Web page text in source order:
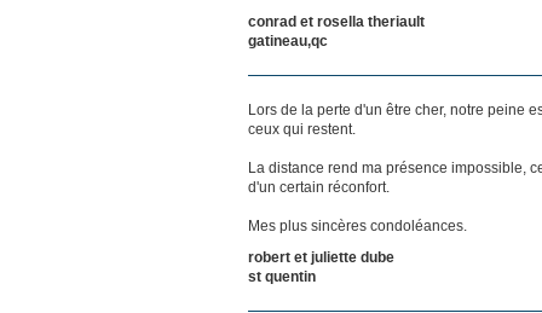
conrad et rosella theriault
gatineau,qc
Lors de la perte d'un être cher, notre peine
ceux qui restent.
La distance rend ma présence impossible,
d'un certain réconfort.
Mes plus sincères condoléances.
robert et juliette dube
st quentin